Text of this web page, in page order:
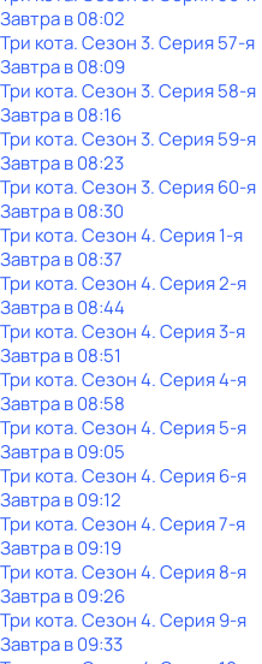
Завтра в 08:02
Три кота. Сезон 3. Серия 57-я
Завтра в 08:09
Три кота. Сезон 3. Серия 58-я
Завтра в 08:16
Три кота. Сезон 3. Серия 59-я
Завтра в 08:23
Три кота. Сезон 3. Серия 60-я
Завтра в 08:30
Три кота. Сезон 4. Серия 1-я
Завтра в 08:37
Три кота. Сезон 4. Серия 2-я
Завтра в 08:44
Три кота. Сезон 4. Серия 3-я
Завтра в 08:51
Три кота. Сезон 4. Серия 4-я
Завтра в 08:58
Три кота. Сезон 4. Серия 5-я
Завтра в 09:05
Три кота. Сезон 4. Серия 6-я
Завтра в 09:12
Три кота. Сезон 4. Серия 7-я
Завтра в 09:19
Три кота. Сезон 4. Серия 8-я
Завтра в 09:26
Три кота. Сезон 4. Серия 9-я
Завтра в 09:33